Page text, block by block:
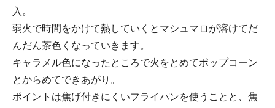
入。
弱火で時間をかけて熱していくとマシュマロが溶けてだ
んだん茶色くなっていきます。
キャラメル色になったところで火をとめてポップコーン
とからめてできあがり。
ポイントは焦げ付きにくいフライパンを使うことと、焦